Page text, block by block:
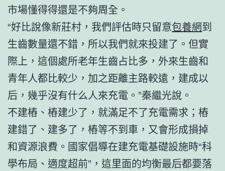
市場懂得得還是不夠周全。
“好比說像新莊村，我們評估時只留意包養網到
生齒數量還不錯，所以我們就來投建了。但實
際上，這個處所老年生齒占比多，外來生齒和
青年人都比較少，加之距離主路較遠，建成以
后，幾乎沒有什么人來充電。”秦繼光說。
不建樁、樁建少了，就滿足不了充電需求；樁
建錯了、建多了，樁等不到車，又會形成損掉
和資源浪費。國家倡導在建充電基礎設施時“科
學布局、適度超前”，這里面的均衡最后都要落